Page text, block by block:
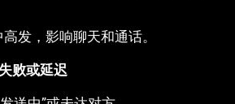
发，影响聊天和通话。
败或延迟